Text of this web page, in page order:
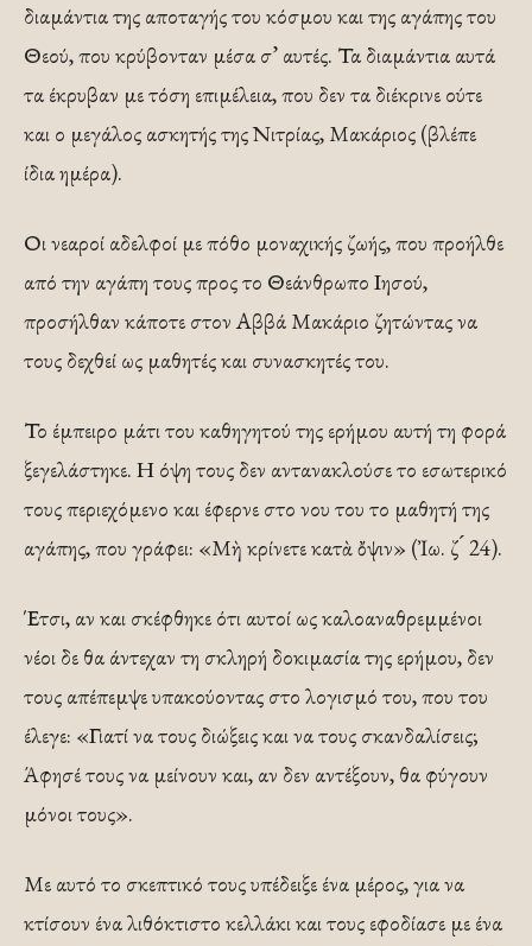
διαμάντια της αποταγής του κόσμου και της αγάπης του
Θεού, που κρύβονταν μέσα σ’ αυτές. Τα διαμάντια αυτά
τα έκρυβαν με τόση επιμέλεια, που δεν τα διέκρινε ούτε
και ο μεγάλος ασκητής της Νιτρίας, Μακάριος (βλέπε
ίδια ημέρα).
Οι νεαροί αδελφοί με πόθο μοναχικής ζωής, που προήλθε
από την αγάπη τους προς το Θεάνθρωπο Ιησού,
προσήλθαν κάποτε στον Αββά Μακάριο ζητώντας να
τους δεχθεί ως μαθητές και συνασκητές του.
Το έμπειρο μάτι του καθηγητού της ερήμου αυτή τη φορά
ξεγελάστηκε. Η όψη τους δεν αντανακλούσε το εσωτερικό
τους περιεχόμενο και έφερνε στο νου του το μαθητή της
αγάπης, που γράφει: «Μὴ κρίνετε κατὰ ὄψιν» (Ἰω. ζ ́ 24).
Έτσι, αν και σκέφθηκε ότι αυτοί ως καλοαναθρεμμένοι
νέοι δε θα άντεχαν τη σκληρή δοκιμασία της ερήμου, δεν
τους απέπεμψε υπακούοντας στο λογισμό του, που του
έλεγε: «Γιατί να τους διώξεις και να τους σκανδαλίσεις;
Άφησέ τους να μείνουν και, αν δεν αντέξουν, θα φύγουν
μόνοι τους».
Με αυτό το σκεπτικό τους υπέδειξε ένα μέρος, για να
κτίσουν ένα λιθόκτιστο κελλάκι και τους εφοδίασε με ένα